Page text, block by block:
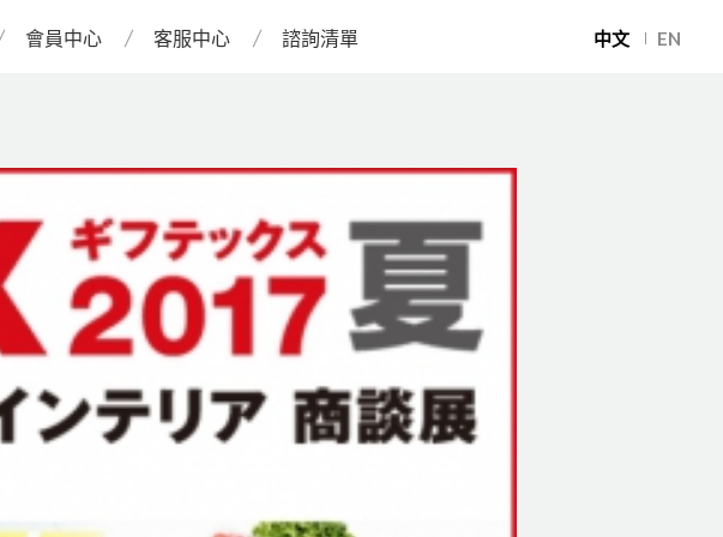
中文 EN
會員中心 客服中心 諮詢清單